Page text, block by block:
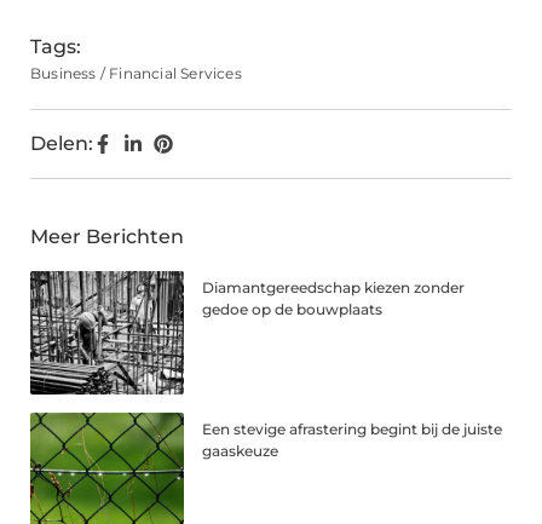
Tags:
Business / Financial Services
Delen:
Meer Berichten
Diamantgereedschap kiezen zonder
gedoe op de bouwplaats
Een stevige afrastering begint bij de juiste
gaaskeuze